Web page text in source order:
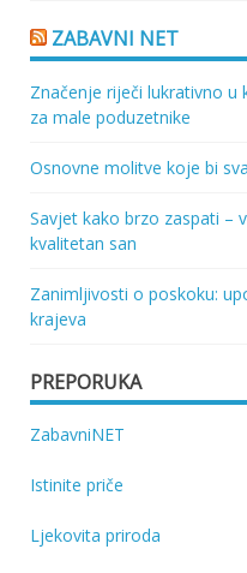
ZABAVNI NET
Značenje riječi lukrativno u
za male poduzetnike
Osnovne molitve koje bi
Savjet kako brzo zaspati –
kvalitetan san
Zanimljivosti o poskoku:
krajeva
PREPORUKA
ZabavniNET
Istinite priče
Ljekovita priroda